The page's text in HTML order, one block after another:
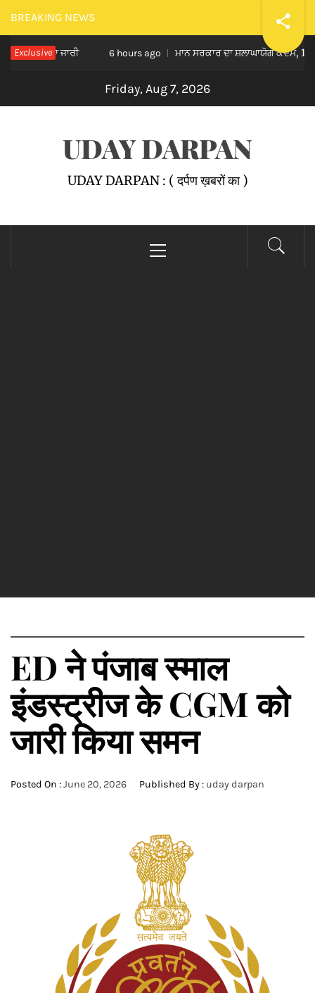
Skip
to
content
BREAKING NEWS
Exclusive
ਜਾਰੀ 6 hours ago ਮਾਨ ਸਰਕਾਰ ਦਾ ਸ਼ਲਾਘਾਯੋਗ ਕਦਮ, 152 ਹੋਰ
Friday, Aug 7, 2026
UDAY DARPAN
UDAY DARPAN : ( दर्पण ख़बरों का )
Menu
ED ने पंजाब स्माल
इंडस्ट्रीज के CGM को
जारी किया समन
Posted On :June 20, 2026 Published By : uday darpan